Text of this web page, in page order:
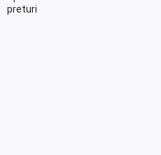
preturi